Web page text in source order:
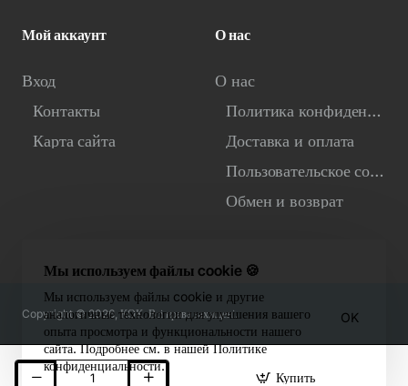
Мы используем файлы cookie 🍪
Мы используем файлы cookie и другие
аналогичные технологии для улучшения вашего
опыта просмотра и функциональности нашего
сайта. Подробнее см. в нашей Политике
конфиденциальности.
OK
Купить
Мой аккаунт
Вход
Контакты
Карта сайта
О нас
О нас
Политика конфиденциальности
Доставка и оплата
Пользовательское соглашение
Обмен и возврат
Copyright © 2026, КОК. Всі права захищені.